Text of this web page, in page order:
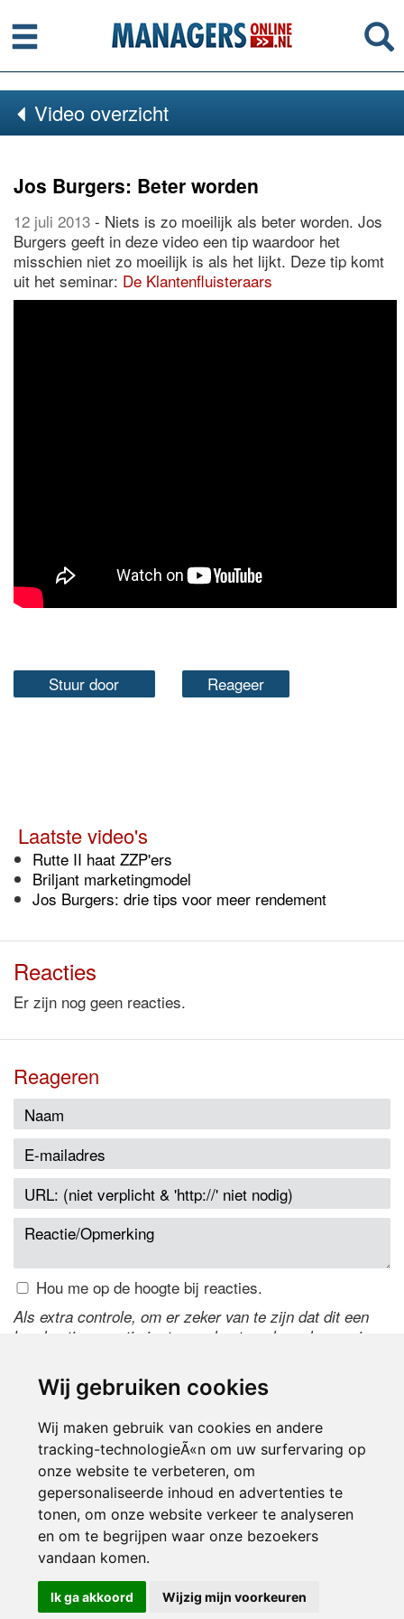
Wij gebruiken cookies
Wij maken gebruik van cookies en andere
tracking-technologieÃ«n om uw surfervaring op
onze website te verbeteren, om
gepersonaliseerde inhoud en advertenties te
tonen, om onze website verkeer te analyseren
en om te begrijpen waar onze bezoekers
vandaan komen.
Ik ga akkoord Wijzig mijn voorkeuren
Menu
Video overzicht
Jos Burgers: Beter worden
12 juli 2013 - Niets is zo moeilijk als beter worden. Jos
Burgers geeft in deze video een tip waardoor het
misschien niet zo moeilijk is als het lijkt. Deze tip komt
uit het seminar: De Klantenfluisteraars
Stuur door Reageer
Laatste video's
Rutte II haat ZZP'ers
Briljant marketingmodel
Jos Burgers: drie tips voor meer rendement
Reacties
Er zijn nog geen reacties.
Reageren
Hou me op de hoogte bij reacties.
Als extra controle, om er zeker van te zijn dat dit een
handmatige reactie is, typ onderstaande code over in
de code te wijzigen.
© 2000-2026 UFE Media:Managersonline.nl|Brisk magazine
Partners:Autowereld.com